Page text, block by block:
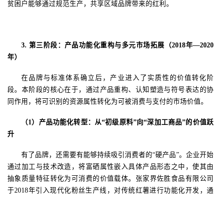
贫困户能够通过规范生产，共享区域品牌带来的红利。
3. 第三阶段：产品功能化重构与多元市场拓展（2018年—2020
年）
在品牌与标准体系确立后，产业进入了实质性的价值转化阶
段。本阶段的核心在于，通过产品重构、认知塑造与符号表达的协
同作用，将可识别的资源属性转化为可被消费与支付的市场价值。
（1）产品功能化转型：从“初级原料”向“深加工商品”的价值跃
升
有了品牌，还需要有能够持续吸引消费者的“硬产品”。企业开始
通过加工与技术改造，将富硒属性嵌入具体产品形态之中，使其由
抽象质量特征转化为可消费的价值载体。张家界佐胜食品有限公司
于2018年引入现代化粉丝生产线，对传统红薯进行功能化开发，通